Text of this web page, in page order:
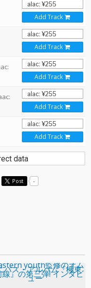
Add Track
Add Track
Add Track
Add Track
Add Track
data
Post -